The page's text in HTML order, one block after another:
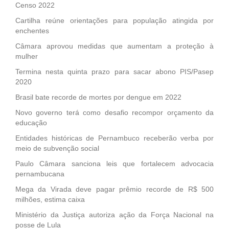
Censo 2022
Cartilha reúne orientações para população atingida por
enchentes
Câmara aprovou medidas que aumentam a proteção à
mulher
Termina nesta quinta prazo para sacar abono PIS/Pasep
2020
Brasil bate recorde de mortes por dengue em 2022
Novo governo terá como desafio recompor orçamento da
educação
Entidades históricas de Pernambuco receberão verba por
meio de subvenção social
Paulo Câmara sanciona leis que fortalecem advocacia
pernambucana
Mega da Virada deve pagar prêmio recorde de R$ 500
milhões, estima caixa
Ministério da Justiça autoriza ação da Força Nacional na
posse de Lula